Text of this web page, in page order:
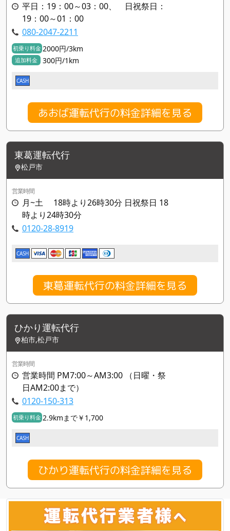
平日：19：00～03：00、 日祝祭日：
19：00～01：00
080-2047-2211
初乗り料金 2000円/3km
追加料金 300円/1km
CASH
あおば運転代行の料金詳細を見る
東葛運転代行
松戸市
営業時間
月~土 18時より26時30分 日祝祭日 18
時より24時30分
0120-28-8919
CASH
東葛運転代行の料金詳細を見る
ひかり運転代行
柏市,松戸市
営業時間
営業時間 PM7:00～AM3:00 （日曜・祭
日AM2:00まで）
0120-150-313
初乗り料金 2.9kmまで￥1,700
CASH
ひかり運転代行の料金詳細を見る